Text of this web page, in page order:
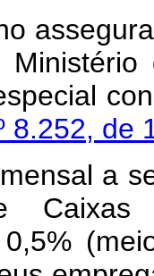
8.252, de
a
Caixas